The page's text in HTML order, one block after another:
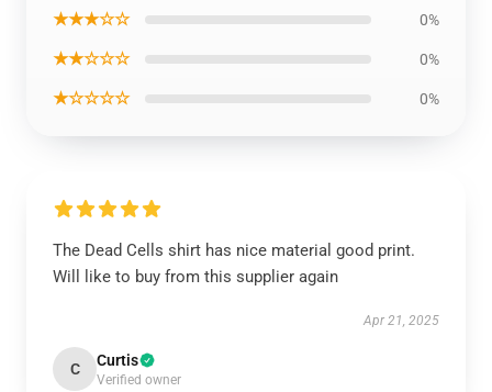
★★★☆☆ 0%
★★☆☆☆ 0%
★☆☆☆☆ 0%
The Dead Cells shirt has nice material good print.
Will like to buy from this supplier again
Apr 21, 2025
C Curtis
Verified owner